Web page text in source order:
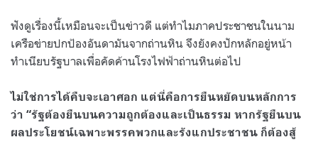
ฟังดูเรื่องนี้เหมือนจะเป็นข่าวดี แต่ทำไมภาคประชาชนในนาม
เครือข่ายปกป้องอันดามันจากถ่านหิน จึงยังคงปักหลักอยู่หน้า
ทำเนียบรัฐบาลเพื่อคัดค้านโรงไฟฟ้าถ่านหินต่อไป
ไม่ใช่การได้คืบจะเอาศอก แต่นี่คือการยืนหยัดบนหลักการ
ว่า “รัฐต้องยืนบนความถูกต้องและเป็นธรรม หากรัฐยืนบน
ผลประโยชน์เฉพาะพรรคพวกและรังแกประชาชน ก็ต้องสู้